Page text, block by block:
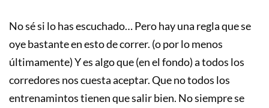
apretando?
No sé si lo has escuchado… Pero hay una regla que se
oye bastante en esto de correr. (o por lo menos
últimamente) Y es algo que (en el fondo) a todos los
corredores nos cuesta aceptar. Que no todos los
entrenamintos tienen que salir bien. No siempre se